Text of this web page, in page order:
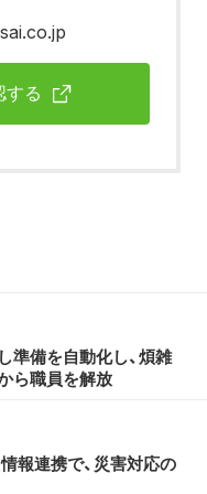
する
準備を自動化し、煩雑
ら職員を解放
報連携で、災害対応の